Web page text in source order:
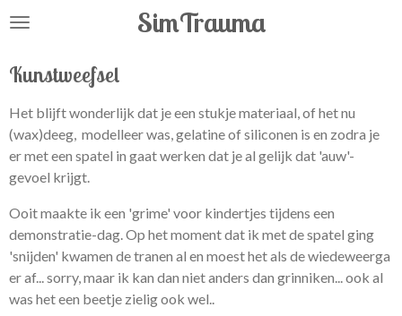
Ga
de
SimTrauma
Kunstweefsel
Het blijft wonderlijk dat je een stukje materiaal, of het nu
(wax)deeg, modelleer was, gelatine of siliconen is en zodra je
er met een spatel in gaat werken dat je al gelijk dat 'auw'-
gevoel krijgt.
Ooit maakte ik een 'grime' voor kindertjes tijdens een
demonstratie-dag. Op het moment dat ik met de spatel ging
'snijden' kwamen de tranen al en moest het als de wiedeweerga
er af... sorry, maar ik kan dan niet anders dan grinniken... ook al
was het een beetje zielig ook wel..